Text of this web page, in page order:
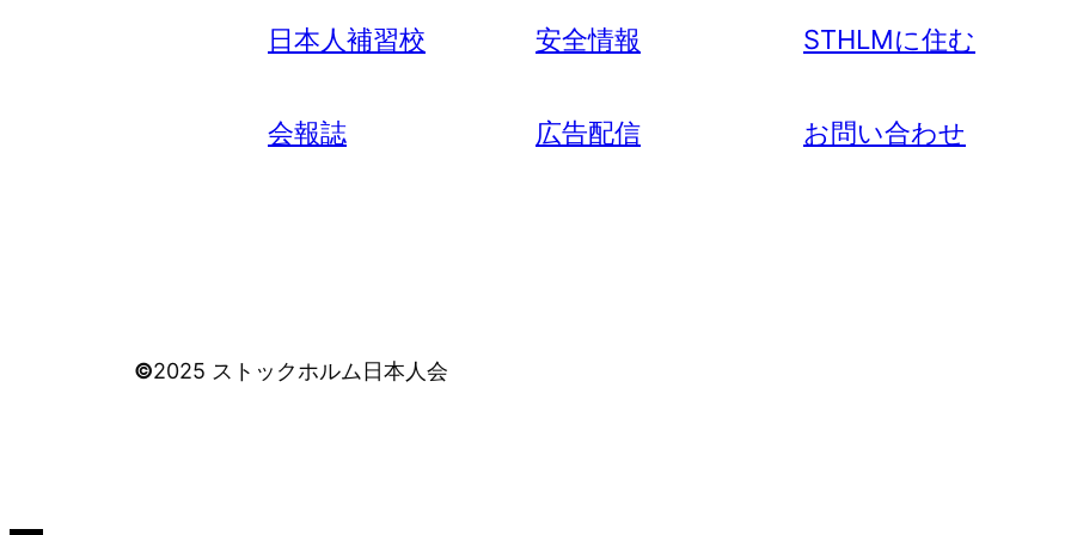
日本人補習校 安全情報 STHLMに住む
会報誌 広告配信 お問い合わせ
©2025 ストックホルム日本人会